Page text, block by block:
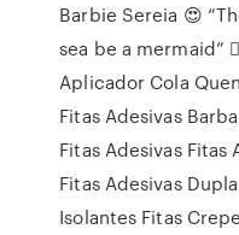
Barbie Sereia 😍
sea be a mermaid”
Aplicador Cola
Fitas Adesivas
Fitas Adesivas
Fitas Adesivas
Isolantes Fitas